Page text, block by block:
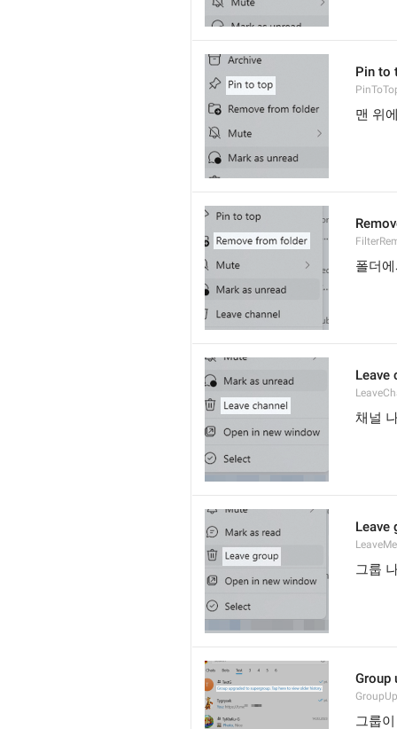
Pin to
맨 위
폴더
Leave
채널
Leave
그룹
Group
그룹